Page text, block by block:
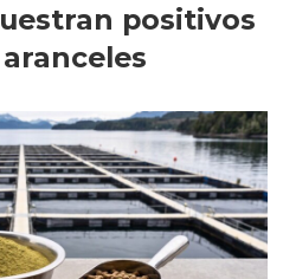
positivos